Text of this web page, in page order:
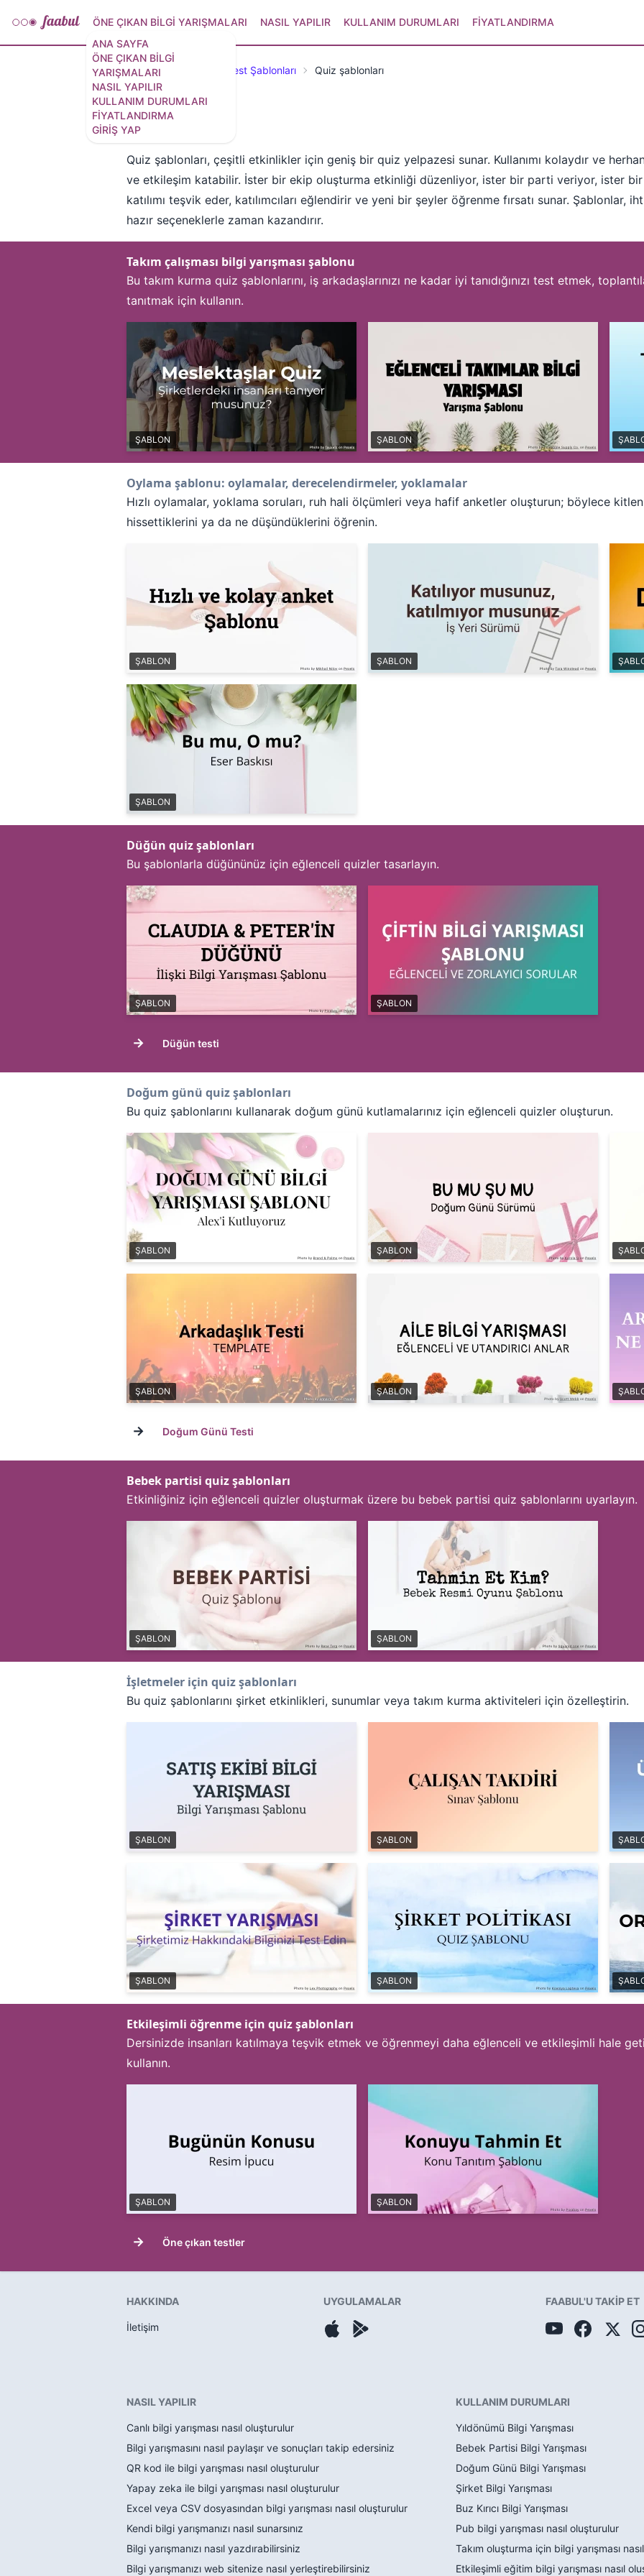
ANA SAYFA
ÖNE ÇIKAN BILGI
YARIŞMALARI
NASIL YAPILIR
KULLANIM DURUMLARI
FIYATLANDIRMA
GIRIŞ YAP
ÖNE ÇIKAN BILGI YARIŞMALARI NASIL YAPILIR KULLANIM DURUMLARI FIYATLANDIRMA
Öne Çıkan Testler ve Test Şablonları Quiz şablonları
Quiz şablonları
Quiz şablonları, çeşitli etkinlikler için geniş bir quiz yelpazesi sunar. Kullanımı kolaydır ve
ve etkileşim katabilir. İster bir ekip oluşturma etkinliği düzenliyor, ister bir parti veriyor, ister
katılımı teşvik eder, katılımcıları eğlendirir ve yeni bir şeyler öğrenme fırsatı sunar. Şablonlar,
hazır seçeneklerle zaman kazandırır.
Takım çalışması bilgi yarışması şablonu
Bu takım kurma quiz şablonlarını, iş arkadaşlarınızı ne kadar iyi tanıdığınızı test etmek,
tanıtmak için kullanın.
ŞABLON ŞABLON
Oylama şablonu: oylamalar, derecelendirmeler, yoklamalar
Hızlı oylamalar, yoklama soruları, ruh hali ölçümleri veya hafif anketler oluşturun; böylece
hissettiklerini ya da ne düşündüklerini öğrenin.
ŞABLON ŞABLON
ŞABLON
Düğün quiz şablonları
Bu şablonlarla düğününüz için eğlenceli quizler tasarlayın.
ŞABLON ŞABLON
→ Düğün testi
Doğum günü quiz şablonları
Bu quiz şablonlarını kullanarak doğum günü kutlamalarınız için eğlenceli quizler oluşturun.
ŞABLON ŞABLON
ŞABLON ŞABLON
→ Doğum Günü Testi
Bebek partisi quiz şablonları
Etkinliğiniz için eğlenceli quizler oluşturmak üzere bu bebek partisi quiz şablonlarını uyarlayın.
ŞABLON ŞABLON
İşletmeler için quiz şablonları
Bu quiz şablonlarını şirket etkinlikleri, sunumlar veya takım kurma aktiviteleri için özelleştirin.
ŞABLON ŞABLON
ŞABLON ŞABLON
Etkileşimli öğrenme için quiz şablonları
Dersinizde insanları katılmaya teşvik etmek ve öğrenmeyi daha eğlenceli ve etkileşimli hale
kullanın.
ŞABLON ŞABLON
→ Öne çıkan testler
HAKKINDA
İletişim
UYGULAMALAR FAABUL'U TAKİP ET
NASIL YAPILIR
Canlı bilgi yarışması nasıl oluşturulur
Bilgi yarışmasını nasıl paylaşır ve sonuçları takip edersiniz
QR kod ile bilgi yarışması nasıl oluşturulur
Yapay zeka ile bilgi yarışması nasıl oluşturulur
Excel veya CSV dosyasından bilgi yarışması nasıl oluşturulur
Kendi bilgi yarışmanızı nasıl sunarsınız
Bilgi yarışmanızı nasıl yazdırabilirsiniz
Bilgi yarışmanızı web sitenize nasıl yerleştirebilirsiniz
KULLANIM DURUMLARI
Yıldönümü Bilgi Yarışması
Bebek Partisi Bilgi Yarışması
Doğum Günü Bilgi Yarışması
Şirket Bilgi Yarışması
Buz Kırıcı Bilgi Yarışması
Pub bilgi yarışması nasıl oluşturulur
Takım oluşturma için bilgi yarışması nasıl
Etkileşimli eğitim bilgi yarışması nasıl